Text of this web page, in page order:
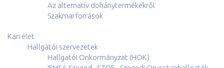
Az alternatív dohánytermékekről
Szakmai források
Kari élet
Hallgatói szervezetek
Hallgatói Önkormányzat (HÖK)